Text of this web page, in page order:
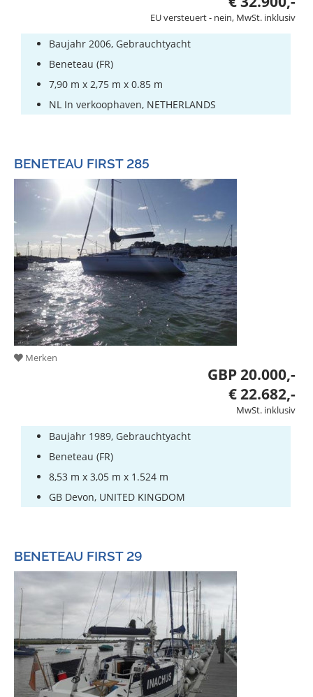
EU versteuert - nein, MwSt. inklusiv
Baujahr 2006, Gebrauchtyacht
Beneteau (FR)
7,90 m x 2,75 m x 0.85 m
NL In verkoophaven, NETHERLANDS
BENETEAU FIRST 285
Merken
GBP 20.000,-
€ 22.682,-
MwSt. inklusiv
Baujahr 1989, Gebrauchtyacht
Beneteau (FR)
8,53 m x 3,05 m x 1.524 m
GB Devon, UNITED KINGDOM
BENETEAU FIRST 29